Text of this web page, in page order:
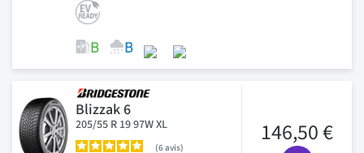
Blizzak 6
205/55 R 19 97W XL
6avis
146,50 €